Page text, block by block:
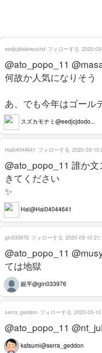
@ato_popo_11
何故か人気になりそう
あ、でも今年はゴール
スズカモナミ@eedjcjdodo...
eedjcjdodowuxhd フォローする 2020-
@ato_popo_11 誰か
きてください
✨
Hal@Hal04044641
Hal04044641 フォローする 2020-03-10
@ato_popo_11
ては地獄
銀平@gin033976
gin033976 フォローする 2020-03-10
@ato_popo_11
katsumi@serra_geddon
serra_geddon フォローする 2020-03-